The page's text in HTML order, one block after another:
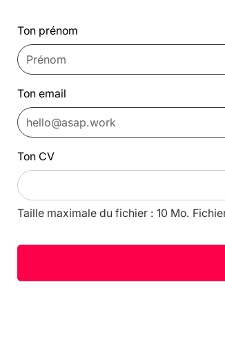
Ton prénom
Ton email
Ton CV
Taille maximale du fichier : 10 Mo.